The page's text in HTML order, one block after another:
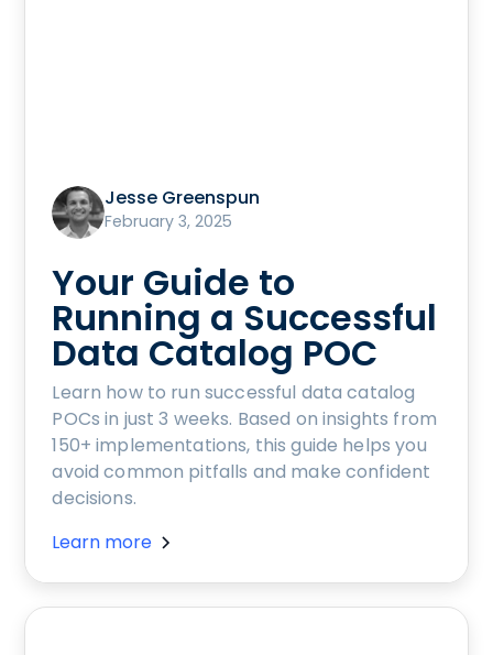
Jesse Greenspun
February 3, 2025
Your Guide to
Running a Successful
Data Catalog POC
Learn how to run successful data catalog
POCs in just 3 weeks. Based on insights from
150+ implementations, this guide helps you
avoid common pitfalls and make confident
decisions.
Learn more